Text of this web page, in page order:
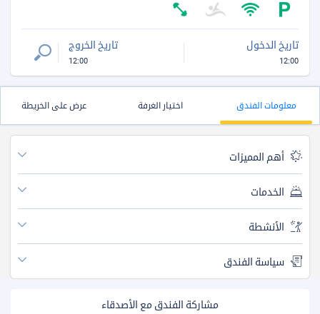
تاريخ الدخول
12:00
تاريخ الخروج
12:00
معلومات الفندق اختيار الغرفة عرض على الخريطة
أهم المميزات
الخدمات
الأنشطة
سياسة الفندق
مشاركة الفندق مع الأصدقاء